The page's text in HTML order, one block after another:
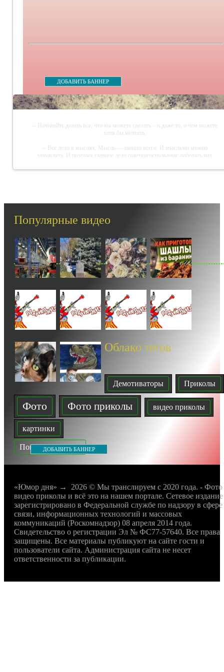
ДОБАВИТЬ БАННЕР
-- Начинайте делать все, что вы можете сделать – и даже то, о чем можете
хотя бы мечтать.
-- Все дело в мыслях. Мысль — начало всего. И мыслями можно
управлять. И поэтому главное дело совершенствования: работать над
-- Лучшее, что можно сделать с хорошим советом, это пропустить его мимо
-- Люблю давать советы и очень не люблю, когда их дают мне.
Популярные видео
Облако тегов
Демотиваторы Приколы
Фото Фото приколы видео приколы
картинки
Показать все теги
ДОБАВИТЬ БАННЕР
«Юмор дня» → 2026 © Мы транслируем с 2020 года. -
видео приколы и всё это на нашем портале. Сетевое издание
зарегистрировано в Федеральной службе по надзору в сфере
связи, информационных технологий и массовых
коммуникаций (Роскомнадзор) 08 апреля 2014 года.
Свидетельство о регистрации Эл № ФС77-57640. Все права
защищены. Все материалы публикуют на сайте гости и
пользователи сайта. Администрация сайта не несет
ответственности за публикации.